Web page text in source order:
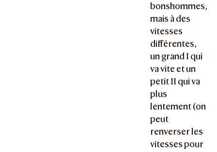
bonshommes,
mais à des
vitesses
différentes,
un grand I qui
va vite et un
petit II qui va
plus
lentement (on
peut
renverser les
vitesses pour